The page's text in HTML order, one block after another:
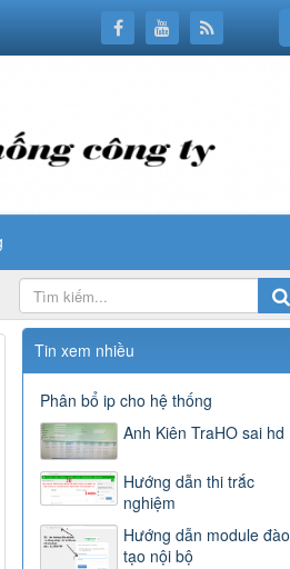
Tin xem nhiều
Phân bổ ip cho hệ thống
Anh Kiên TraHO sai hd
Hướng dẫn thi trắc
nghiệm
Hướng dẫn module đào
tạo nội bộ